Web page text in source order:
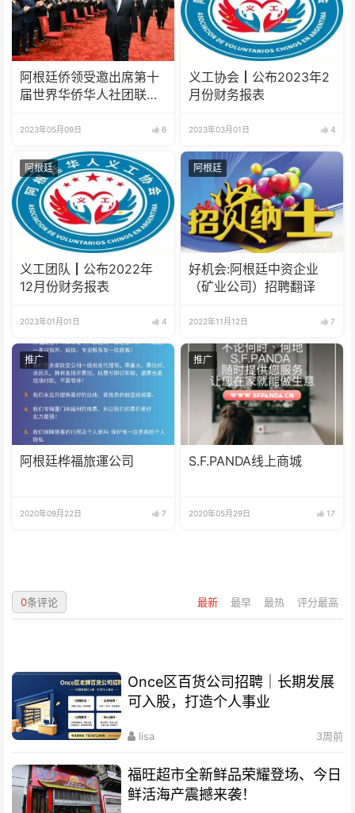
阿根廷侨领受邀出席第十
届世界华侨华人社团联谊
2023年05月09日 6
义工协会┃公布2023年2
月份财务报表
2023年03月01日 4
阿根廷
义工团队┃公布2022年
12月份财务报表
2023年01月01日 4
阿根廷
好机会:阿根廷中资企业
（矿业公司）招聘翻译
2022年11月12日 7
推广
阿根廷桦福旅運公司
2020年09月22日 7
推广
S.F.PANDA线上商城
2020年05月29日 17
最新 最早 最热 评分最高
0条评论
Once区百货公司招聘｜长期发展
可入股，打造个人事业
lisa 3周前
福旺超市全新鲜品荣耀登场、今日
鲜活海产震撼来袭！